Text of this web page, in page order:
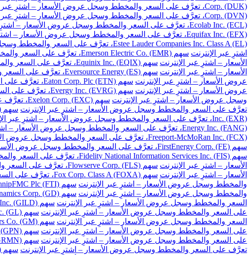
Corp. (DUK)، تعرَّف على السعر والمخطط وسجل عروض الأسعار – اشترِ عبر الإنترنت
Corp. (DVN)، تعرَّف على السعر والمخطط وسجل عروض الأسعار – اشترِ عبر الإنترنت
Ecolab Inc. (ECL)، تعرَّف على السعر والمخطط وسجل عروض الأسعار – اشترِ عبر الإنترنت
Equifax Inc. (EFX)، تعرَّف على السعر والمخطط وسجل عروض الأسعار – اشترِ عبر الإنترنت
Estee Lauder Companies Inc. Class A (EL)، تعرَّف على السعر والمخطط وسجل عروض الأسعار – اشترِ عبر الإنترنت
اشترِ عبر الإنترنت سهم Emerson Electric Co. (EMR)، تعرَّف على السعر والمخطط وسجل عروض الأسعار – اشترِ عبر الإنترنت
الأسعار – اشترِ عبر الإنترنت سهم Equinix Inc. (EQIX)، تعرَّف على السعر والمخطط وسجل عروض الأسعار – اشترِ عبر الإنترنت
الأسعار – اشترِ عبر الإنترنت سهم Eversource Energy (ES)، تعرَّف على السعر والمخطط وسجل عروض الأسعار – اشترِ عبر الإنترنت
عروض الأسعار – اشترِ عبر الإنترنت سهم Eaton Corp. Plc (ETN)، تعرَّف على السعر والمخطط وسجل عروض الأسعار – اشترِ عبر الإنترنت
عروض الأسعار – اشترِ عبر الإنترنت سهم Evergy Inc. (EVRG)، تعرَّف على السعر والمخطط وسجل عروض الأسعار – اشترِ عبر الإنترنت
وسجل عروض الأسعار – اشترِ عبر الإنترنت سهم Exelon Corp. (EXC)، تعرَّف على السعر والمخطط وسجل عروض الأسعار – اشترِ عبر الإنترنت
تعرَّف على السعر والمخطط وسجل عروض الأسعار – اشترِ عبر الإنترنت سهم Expedia Group Inc. (EXPE)، تعرَّف على السعر والمخطط وسجل عروض الأسعار – اشترِ عبر الإنترنت
Inc. (EXR)، تعرَّف على السعر والمخطط وسجل عروض الأسعار – اشترِ عبر الإنترنت
Energy Inc. (FANG)، تعرَّف على السعر والمخطط وسجل عروض الأسعار – اشترِ عبر الإنترنت
Freeport-McMoRan Inc. (FCX)، تعرَّف على السعر والمخطط وسجل عروض الأسعار – اشترِ عبر الإنترنت
سهم FirstEnergy Corp. (FE)، تعرَّف على السعر والمخطط وسجل عروض الأسعار – اشترِ عبر الإنترنت
سهم Fidelity National Information Services Inc. (FIS)، تعرَّف على السعر والمخطط وسجل عروض الأسعار – اشترِ عبر الإنترنت
الأسعار – اشترِ عبر الإنترنت سهم Flowserve Corp. (FLS)، تعرَّف على السعر والمخطط وسجل عروض الأسعار – اشترِ عبر الإنترنت
الأسعار – اشترِ عبر الإنترنت سهم Fox Corp. Class A (FOXA)، تعرَّف على السعر والمخطط وسجل عروض الأسعار – اشترِ عبر الإنترنت
والمخطط وسجل عروض الأسعار – اشترِ عبر الإنترنت سهم TechnipFMC Plc (FTI)، تعرَّف على السعر والمخطط وسجل عروض الأسعار – اشترِ عبر الإنترنت
والمخطط وسجل عروض الأسعار – اشترِ عبر الإنترنت سهم General Dynamics Corp. (GD)، تعرَّف على السعر والمخطط وسجل عروض الأسعار – اشترِ عبر الإنترنت
السعر والمخطط وسجل عروض الأسعار – اشترِ عبر الإنترنت سهم Gilead Sciences Inc. (GILD)، تعرَّف على السعر والمخطط وسجل عروض الأسعار – اشترِ عبر الإنترنت
على السعر والمخطط وسجل عروض الأسعار – اشترِ عبر الإنترنت سهم Globe Life Inc. (GL)، تعرَّف على السعر والمخطط وسجل عروض الأسعار – اشترِ عبر الإنترنت
السعر والمخطط وسجل عروض الأسعار – اشترِ عبر الإنترنت سهم General Motors Co. (GM)، تعرَّف على السعر والمخطط وسجل عروض الأسعار – اشترِ عبر الإنترنت
على السعر والمخطط وسجل عروض الأسعار – اشترِ عبر الإنترنت سهم Global Payments Inc. (GPN)، تعرَّف على السعر والمخطط وسجل عروض الأسعار – اشترِ عبر الإنترنت
على السعر والمخطط وسجل عروض الأسعار – اشترِ عبر الإنترنت سهم Garmin Ltd. (GRMN)، تعرَّف على السعر والمخطط وسجل عروض الأسعار – اشترِ عبر الإنترنت
تعرَّف على السعر والمخطط وسجل عروض الأسعار – اشترِ عبر الإنترنت سهم W.W. Grainger Inc. (GWW)، تعرَّف على السعر والمخطط وسجل عروض الأسعار – اشترِ عبر الإنترنت